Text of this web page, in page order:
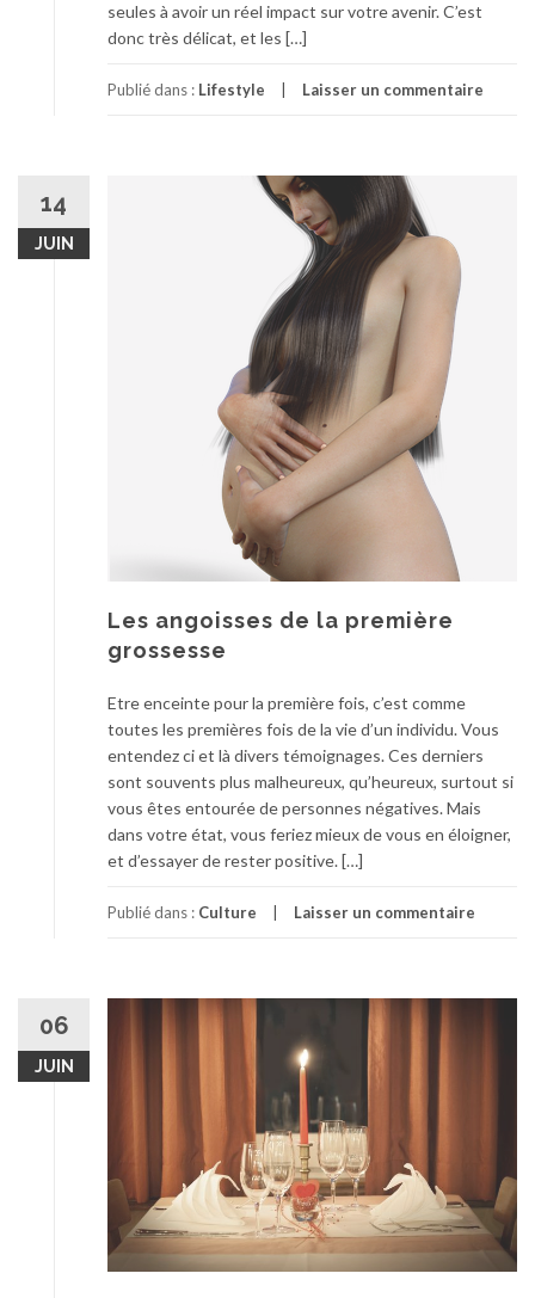
seules à avoir un réel impact sur votre avenir. C’est
donc très délicat, et les […]
Publié dans : Lifestyle Laisser un commentaire
14
JUIN
Les angoisses de la première
grossesse
Etre enceinte pour la première fois, c’est comme
toutes les premières fois de la vie d’un individu. Vous
entendez ci et là divers témoignages. Ces derniers
sont souvents plus malheureux, qu’heureux, surtout si
vous êtes entourée de personnes négatives. Mais
dans votre état, vous feriez mieux de vous en éloigner,
et d’essayer de rester positive. […]
Publié dans : Culture Laisser un commentaire
06
JUIN